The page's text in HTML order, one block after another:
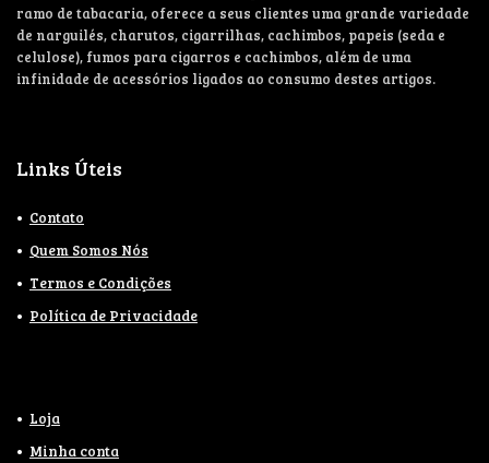
ramo de tabacaria, oferece a seus clientes uma grande variedade
de narguilés, charutos, cigarrilhas, cachimbos, papeis (seda e
celulose), fumos para cigarros e cachimbos, além de uma
infinidade de acessórios ligados ao consumo destes artigos.
Links Úteis
Contato
Quem Somos Nós
Termos e Condições
Política de Privacidade
Loja
Minha conta